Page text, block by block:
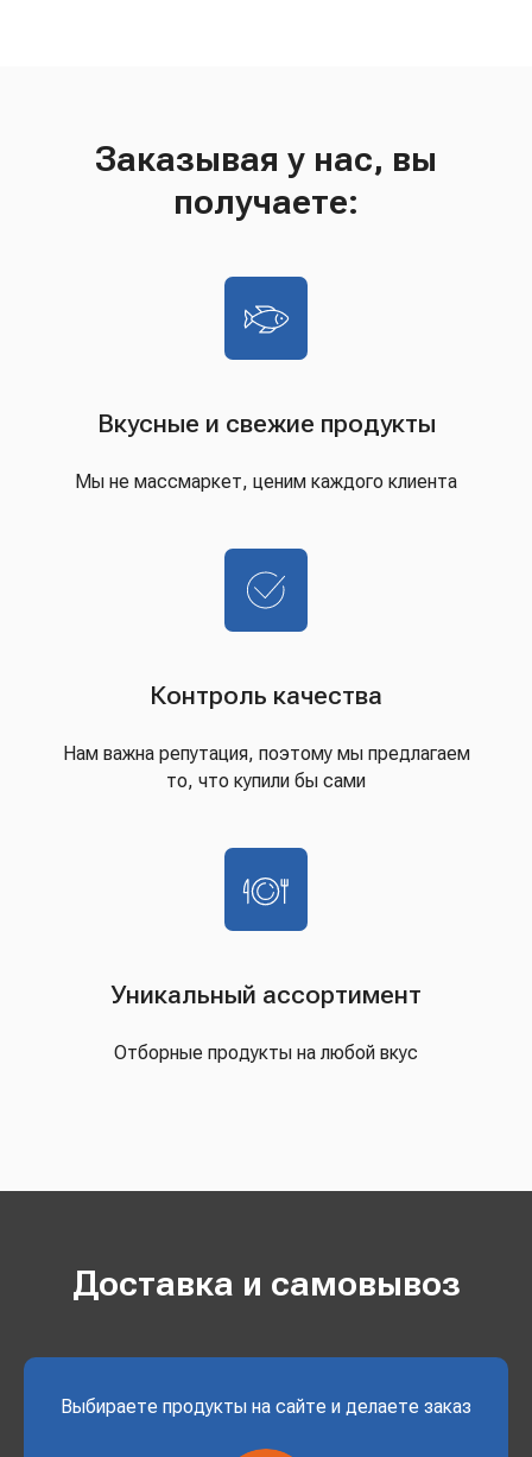
Заказывая у нас, вы
получаете:
Вкусные и свежие продукты
Мы не массмаркет, ценим каждого клиента
Контроль качества
Нам важна репутация, поэтому мы предлагаем
то, что купили бы сами
Уникальный ассортимент
Отборные продукты на любой вкус
Доставка и самовывоз
Выбираете продукты на сайте и делаете заказ